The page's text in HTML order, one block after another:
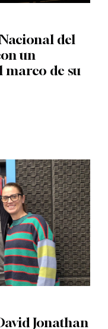
del
un
de su
Jonathan